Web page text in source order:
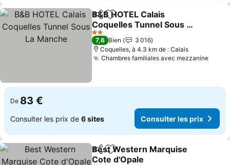
PartagerAjouter à mes favoris
B&B HOTEL Calais
Coquelles Tunnel Sous La
Manche
2 Étoiles
7,6 Bien
3 016
Coquelles, à 4.3 km de : Calais
Chambres familiales avec mezzanine
De 83 €
Consulter les prix de 6 sites Consulter les prix
PartagerAjouter à mes favoris
Best Western Marquise
Cote d'Opale